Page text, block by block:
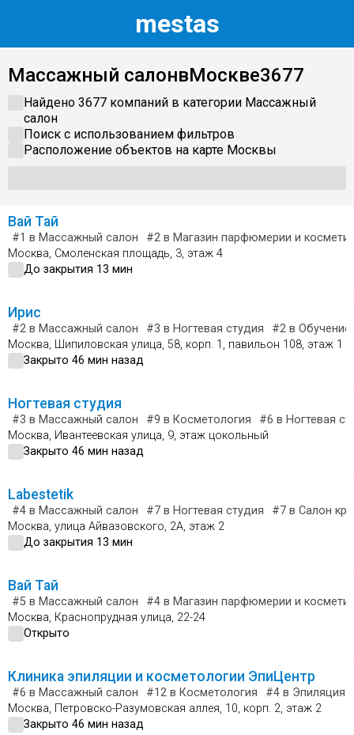
mestas
Массажный салонвМоскве3677
Найдено 3677 компаний в категории Массажный
салон
Поиск с использованием фильтров
Расположение объектов на карте Москвы
Вай Тай
#1 в Массажный салон #2 в Магазин парфюмерии и
Москва, Смоленская площадь, 3, этаж 4
До закрытия 13 мин
Ирис
#2 в Массажный салон #3 в Ногтевая студия #2 в
Москва, Шипиловская улица, 58, корп. 1, павильон 108, этаж 1
Закрыто 46 мин назад
Ногтевая студия
#3 в Массажный салон #9 в Косметология #6 в Ногтевая
Москва, Ивантеевская улица, 9, этаж цокольный
Закрыто 46 мин назад
Labestetik
#4 в Массажный салон #7 в Ногтевая студия #7 в Салон
Москва, улица Айвазовского, 2А, этаж 2
До закрытия 13 мин
Вай Тай
#5 в Массажный салон #4 в Магазин парфюмерии и
Москва, Краснопрудная улица, 22-24
Открыто
Клиника эпиляции и косметологии ЭпиЦентр
#6 в Массажный салон #12 в Косметология #4 в Эпиляция
Москва, Петровско-Разумовская аллея, 10, корп. 2, этаж 2
Закрыто 46 мин назад